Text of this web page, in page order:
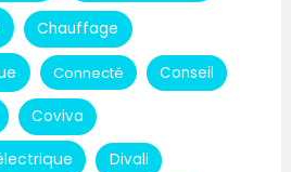
Chauffage
Connecté Conseil
Coviva
Divali